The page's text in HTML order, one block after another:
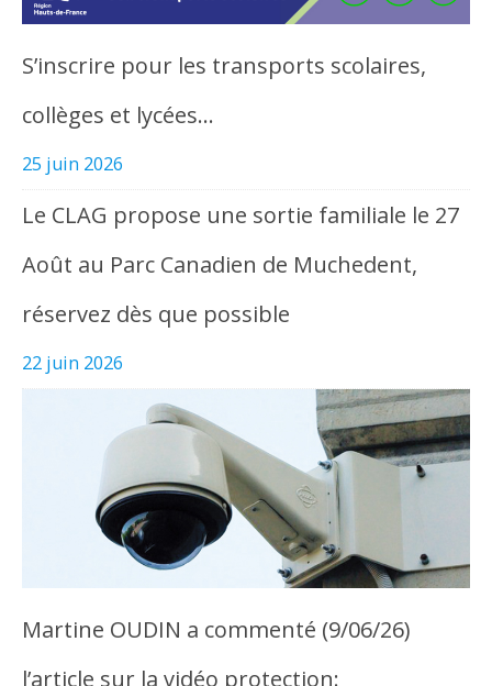
S’inscrire pour les transports scolaires,
collèges et lycées…
25 juin 2026
Le CLAG propose une sortie familiale le 27
Août au Parc Canadien de Muchedent,
réservez dès que possible
22 juin 2026
Martine OUDIN a commenté (9/06/26)
l’article sur la vidéo protection: